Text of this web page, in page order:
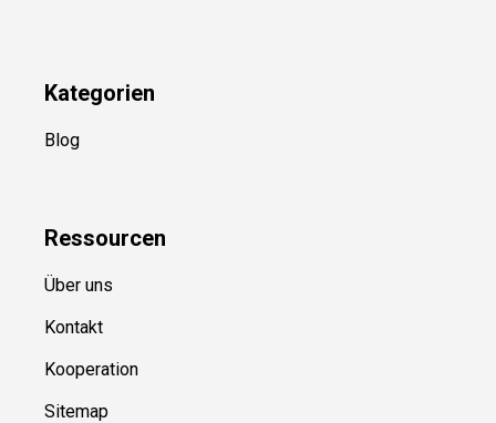
Kategorien
Blog
Ressourcen
Über uns
Kontakt
Kooperation
Sitemap